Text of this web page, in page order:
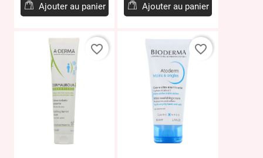
Ajouter au panier Ajouter au panier
favorite_border favorite_border